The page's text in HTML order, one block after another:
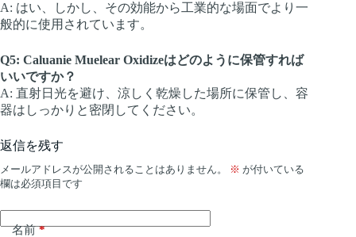
A: はい、しかし、その効能から工業的な場面でより一
般的に使用されています。
Q5: Caluanie Muelear Oxidizeはどのように保管すれば
いいですか？
A: 直射日光を避け、涼しく乾燥した場所に保管し、容
器はしっかりと密閉してください。
返信を残す
メールアドレスが公開されることはありません。 ※ が付いている
欄は必須項目です
名前*